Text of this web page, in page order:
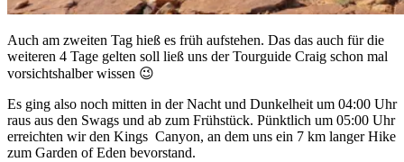
Auch am zweiten Tag hieß es früh aufstehen. Das das auch für die
weiteren 4 Tage gelten soll ließ uns der Tourguide Craig schon mal
vorsichtshalber wissen 😉
Es ging also noch mitten in der Nacht und Dunkelheit um 04:00 Uhr
raus aus den Swags und ab zum Frühstück. Pünktlich um 05:00 Uhr
erreichten wir den Kings Canyon, an dem uns ein 7 km langer Hike
zum Garden of Eden bevorstand.